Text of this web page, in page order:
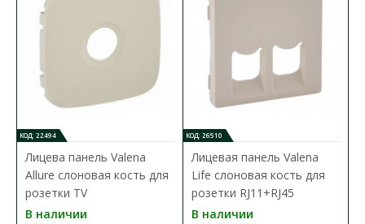
КОД: 22494
Лицева панель Valena
Allure слоновая кость для
розетки TV
В наличии
КОД: 26510
Лицевая панель Valena
Life слоновая кость для
розетки RJ11+RJ45
В наличии